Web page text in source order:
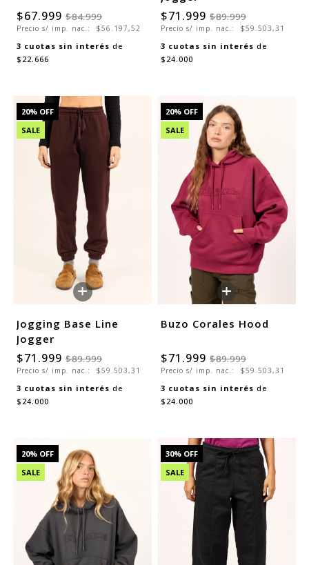
$67.999 $84.999
Precio s/ imp. nac.: $56.197,52
3 cuotas sin interés de
$22.666
$71.999 $89.999
Precio s/ imp. nac.: $59.503,31
3 cuotas sin interés de
$24.000
20% OFF
SALE
+
Jogging Base Line
Jogger
$71.999 $89.999
Precio s/ imp. nac.: $59.503,31
3 cuotas sin interés de
$24.000
20% OFF
SALE
+
Buzo Corales Hood
$71.999 $89.999
Precio s/ imp. nac.: $59.503,31
3 cuotas sin interés de
$24.000
20% OFF
SALE
30% OFF
SALE